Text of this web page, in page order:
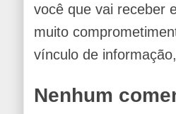
você que vai receber
muito
vínculo de
Nenhum